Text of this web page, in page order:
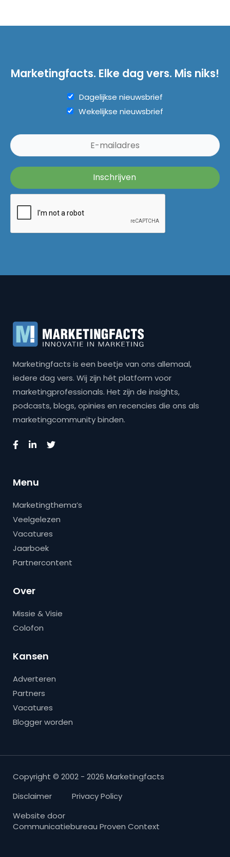
Marketingfacts. Elke dag vers. Mis niks!
Dagelijkse nieuwsbrief
Wekelijkse nieuwsbrief
Marketingfacts is een beetje van ons allemaal,
iedere dag vers. Wij zijn hét platform voor
marketingprofessionals. Het zijn de insights,
podcasts, blogs, opinies en recencies die ons als
marketingcommunity binden.
Menu
Marketingthema’s
Veelgelezen
Vacatures
Jaarboek
Partnercontent
Over
Missie & Visie
Colofon
Kansen
Adverteren
Partners
Vacatures
Blogger worden
Copyright © 2002 - 2026 Marketingfacts
Disclaimer
Privacy Policy
Website door
Communicatiebureau Proven Context